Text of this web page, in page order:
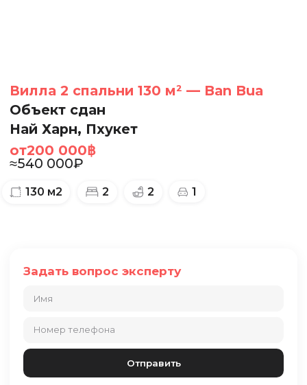
Вилла 2 спальни 130 м² — Ban Bua
Объект сдан
Най Харн, Пхукет
от200 000฿
≈540 000₽
130 м2 2 2 1
Задать вопрос эксперту